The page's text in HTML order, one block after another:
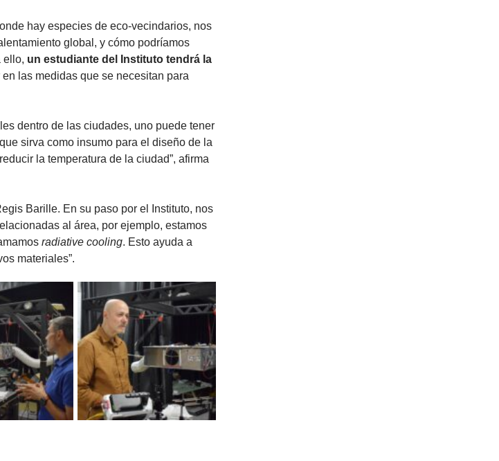
hay especies de eco-vecindarios, nos
global, y cómo podríamos
ello, un estudiante del Instituto tendrá la
las medidas que se necesitan para
dentro de las ciudades, uno puede tener
sirva como insumo para el diseño de la
la temperatura de la ciudad”, afirma
Barille. En su paso por el Instituto, nos
al área, por ejemplo, estamos
radiative cooling. Esto ayuda a
materiales”.